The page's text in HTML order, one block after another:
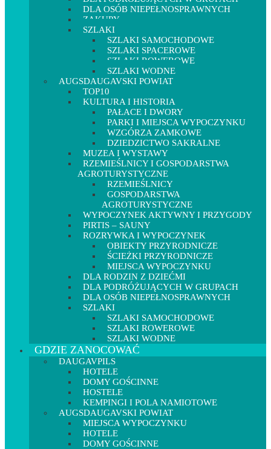
DLA OSÓB NIEPEŁNOSPRAWNYCH
ZAKUPY
SZLAKI
SZLAKI SAMOCHODOWE
SZLAKI SPACEROWE
SZLAKI ROWEROWE
SZLAKI WODNE
AUGSDAUGAVSKI POWIAT
TOP10
KULTURA I HISTORIA
PAŁACE I DWORY
PARKI I MIEJSCA WYPOCZYNKU
WZGÓRZA ZAMKOWE
DZIEDZICTWO SAKRALNE
MUZEA I WYSTAWY
RZEMIEŚLNICY I GOSPODARSTWA
AGROTURYSTYCZNE
RZEMIEŚLNICY
GOSPODARSTWA
AGROTURYSTYCZNE
WYPOCZYNEK AKTYWNY I PRZYGODY
PIRTIS – SAUNY
ROZRYWKA I WYPOCZYNEK
OBIEKTY PRZYRODNICZE
ŚCIEŻKI PRZYRODNICZE
MIEJSCA WYPOCZYNKU
DLA RODZIN Z DZIEĆMI
DLA PODRÓŻUJĄCYCH W GRUPACH
DLA OSÓB NIEPEŁNOSPRAWNYCH
SZLAKI
SZLAKI SAMOCHODOWE
SZLAKI ROWEROWE
SZLAKI WODNE
GDZIE ZANOCOWAĆ
DAUGAVPILS
HOTELE
DOMY GOŚCINNE
HOSTELE
KEMPINGI I POLA NAMIOTOWE
AUGSDAUGAVSKI POWIAT
MIEJSCA WYPOCZYNKU
HOTELE
DOMY GOŚCINNE